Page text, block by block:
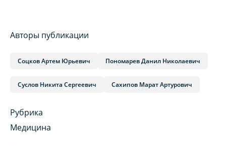
Авторы публикации
Соцков Артем Юрьевич Пономарев Данил Николаевич
Суслов Никита Сергеевич Сахипов Марат Артурович
Рубрика
Медицина